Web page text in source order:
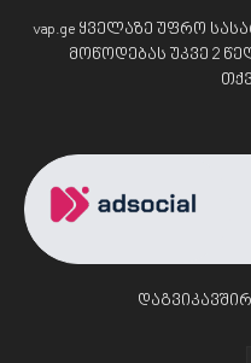
vap.ge ყველაზე უფრო
მოწოდებას უკვე 2